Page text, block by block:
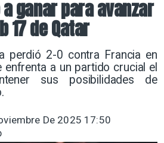
ganar para avanzar
17 de Qatar
perdió 2-0 contra Francia en
a un partido crucial el
sus posibilidades de
De 2025 17:50